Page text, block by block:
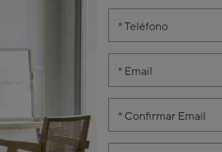
Teléfono
Email
Confirmar Email